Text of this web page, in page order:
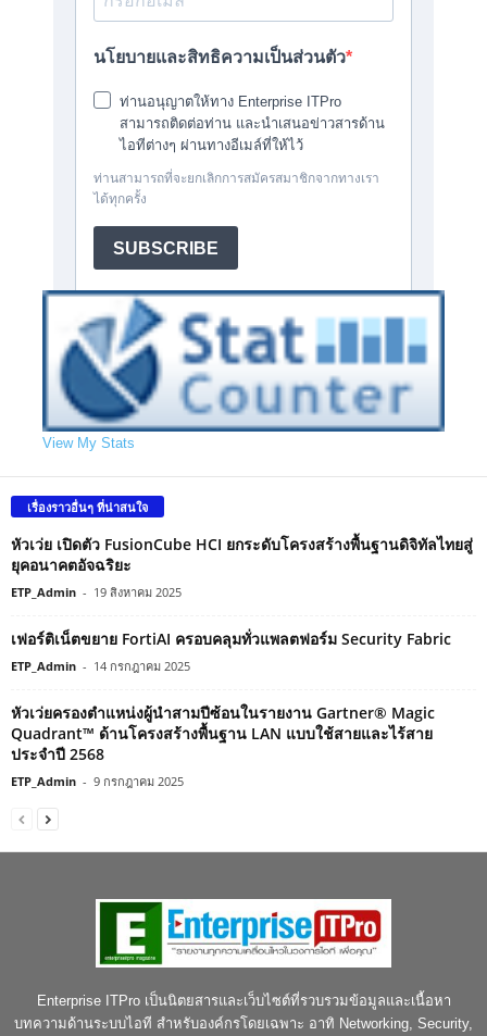
View My Stats
เรื่องราวอื่นๆ ที่น่าสนใจ
หัวเว่ย เปิดตัว FusionCube HCI ยกระดับโครงสร้างพื้นฐานดิจิทัลไทยสู่
ยุคอนาคตอัจฉริยะ
ETP_Admin - 19 สิงหาคม 2025
เฟอร์ติเน็ตขยาย FortiAI ครอบคลุมทั่วแพลตฟอร์ม Security Fabric
ETP_Admin - 14 กรกฎาคม 2025
หัวเว่ยครองตำแหน่งผู้นำสามปีซ้อนในรายงาน Gartner® Magic
Quadrant™ ด้านโครงสร้างพื้นฐาน LAN แบบใช้สายและไร้สาย
ประจำปี 2568
ETP_Admin - 9 กรกฎาคม 2025
Enterprise ITPro เป็นนิตยสารและเว็บไซต์ที่รวบรวมข้อมูลและเนื้อหา
บทความด้านระบบไอที สำหรับองค์กรโดยเฉพาะ อาทิ Networking, Security,